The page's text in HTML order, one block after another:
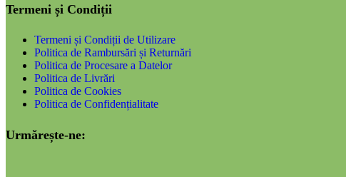
Termeni și Condiții
Termeni și Condiții de Utilizare
Politica de Rambursări și Returnări
Politica de Procesare a Datelor
Politica de Livrări
Politica de Cookies
Politica de Confidențialitate
Urmărește-ne: